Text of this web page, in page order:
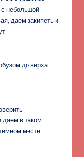
с небольшой
даем закипеть и
до верха.
даем в таком
месте.